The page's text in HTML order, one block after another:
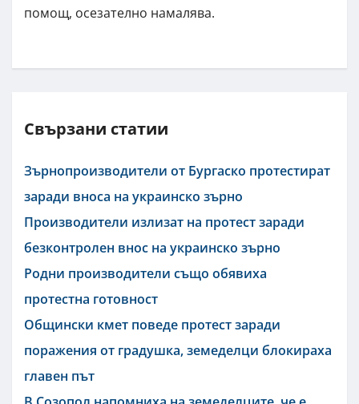
помощ, осезателно намалява.
Свързани статии
Зърнопроизводители от Бургаско протестират
заради вноса на украинско зърно
Производители излизат на протест заради
безконтролен внос на украинско зърно
Родни производители също обявиха
протестна готовност
Общински кмет поведе протест заради
поражения от градушка, земеделци блокираха
главен път